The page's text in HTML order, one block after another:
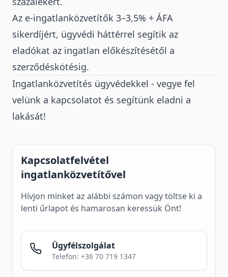
Az e-ingatlanközvetítők 3–3,5% + ÁFA
sikerdíjért, ügyvédi háttérrel segítik az
eladókat az ingatlan előkészítésétől a
szerződéskötésig.
Ingatlanközvetítés ügyvédekkel - vegye fel
velünk a kapcsolatot és segítünk eladni a
lakását!
Kapcsolatfelvétel
ingatlanközvetítővel
Hívjon minket az alábbi számon vagy töltse ki a
lenti űrlapot és hamarosan keressük Önt!
Ügyfélszolgálat
Telefon: +36 70 719 1347